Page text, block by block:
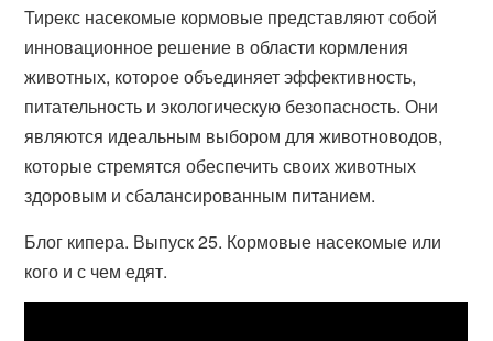
Тирекс насекомые кормовые представляют собой
инновационное решение в области кормления
животных, которое объединяет эффективность,
питательность и экологическую безопасность. Они
являются идеальным выбором для животноводов,
которые стремятся обеспечить своих животных
здоровым и сбалансированным питанием.
Блог кипера. Выпуск 25. Кормовые насекомые или
кого и с чем едят.